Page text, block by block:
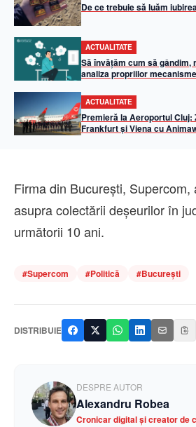
De ce trebuie să luăm
ACTUALITATE
Să învățăm cum să gândim,
analiza propriilor
ACTUALITATE
Premieră la Aeroportul
Frankfurt și Viena cu
Firma din București, Supercom,
asupra colectării deșeurilor în
următorii 10 ani.
#Supercom #Politică #București
DISTRIBUIE
DESPRE AUTOR
Alexandru Robea
Cronicar digital și creator de